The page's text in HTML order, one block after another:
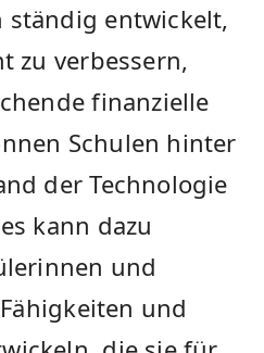
ständig entwickelt,
zu verbessern,
finanzielle
Schulen hinter‌
der Technologie
‌kann dazu
und​
⁤und